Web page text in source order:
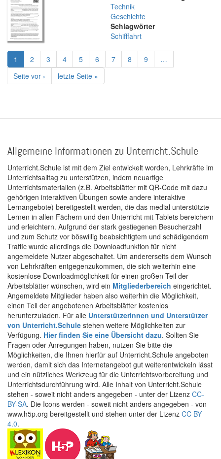
Technik
Geschichte
Schlagwörter
Schifffahrt
Seitennummerierung
Aktuelle
Seite
1 Page
2 Page
3 Page
4 Page
5 Page
6 Page
7 Page
8 Page
9
…
Nächste
Seite
Seite vor ›
Letzte
Seite
letzte Seite »
Allgemeine Informationen zu Unterricht.Schule
Unterricht.Schule ist mit dem Ziel entwickelt worden, Lehrkräfte im
Unterrichtsalltag zu unterstützen, indem neuartige
Unterrichtsmaterialien (z.B. Arbeitsblätter mit QR-Code mit dazu
gehörigen interaktiven Übungen sowie andere interaktive
Lernangebote) bereitgestellt werden, die das medial unterstützte
Lernen in allen Fächern und den Unterricht mit Tablets bereichern
und erleichtern. Aufgrund der stark gestiegenen Besucherzahl
und zum Schutz vor böswillig beabsichtigtem und schädigendem
Traffic wurde allerdings die Downloadfunktion für nicht
angemeldete Nutzer abgeschaltet. Um andererseits dem Wunsch
von Lehrkräften entgegenzukommen, die sich weiterhin eine
kostenlose Downloadmöglichkeit für einen großen Teil der
Arbeitsblätter wünschen, wird ein Mitgliederbereich eingerichtet.
Angemeldete Mitglieder haben also weiterhin die Möglichkeit,
einen Teil der angebotenen Arbeitsblätter kostenlos
herunterzuladen. Für alle Unterstützerinnen und Unterstützer
von Unterricht.Schule stehen weitere Möglichkeiten zur
Verfügung. Hier finden Sie eine Übersicht dazu. Sollten Sie
Fragen oder Anregungen haben, nutzen Sie bitte die
Möglichkeiten, die Ihnen hierfür auf Unterricht.Schule angeboten
werden, damit sich das Internetangebot gut weiterentwickeln lässt
und ein nützliches Werkzeug für die Unterrichtsvorbereitung und
Unterrichtsdurchführung wird. Alle Inhalt von Unterricht.Schule
stehen - soweit nicht anders angegeben - unter der Lizenz CC-
BY-SA. Die Icons werden - soweit nicht anders angegeben - von
www.h5p.org bereitgestellt und stehen unter der Lizenz CC BY
4.0.